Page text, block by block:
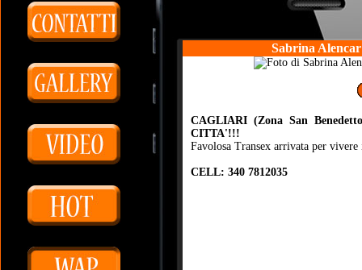
Sabrina Alencar
CAGLIARI (Zona San
CITTA'!!!
Favolosa Transex arrivata per
CELL: 340 7812035